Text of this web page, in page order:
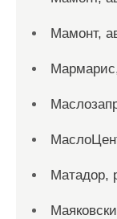
Мамонт,
Матадор,